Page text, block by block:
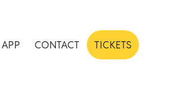
APP CONTACT TICKETS